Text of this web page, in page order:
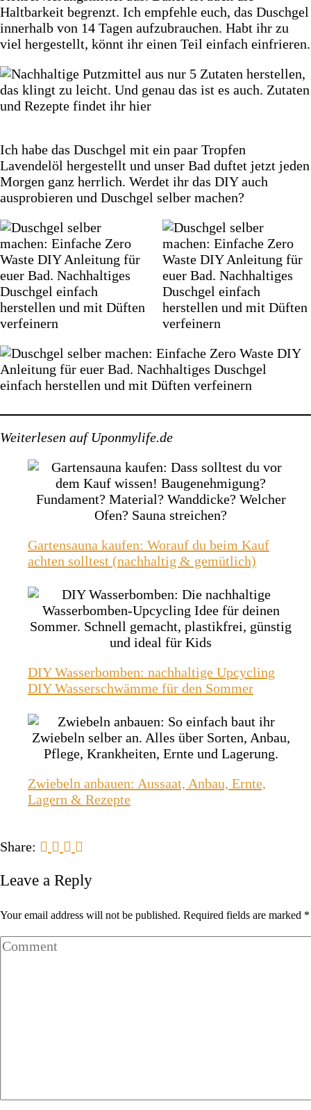
Haltbarkeit begrenzt. Ich empfehle euch, das Duschgel
innerhalb von 14 Tagen aufzubrauchen. Habt ihr zu
viel hergestellt, könnt ihr einen Teil einfach einfrieren.
Ich habe das Duschgel mit ein paar Tropfen
Lavendelöl hergestellt und unser Bad duftet jetzt jeden
Morgen ganz herrlich. Werdet ihr das DIY auch
ausprobieren und Duschgel selber machen?
Weiterlesen auf Uponmylife.de
Gartensauna kaufen: Worauf du beim Kauf
achten solltest (nachhaltig & gemütlich)
DIY Wasserbomben: nachhaltige Upcycling
DIY Wasserschwämme für den Sommer
Zwiebeln anbauen: Aussaat, Anbau, Ernte,
Lagern & Rezepte
Share:
Leave a Reply
Your email address will not be published. Required fields are marked *